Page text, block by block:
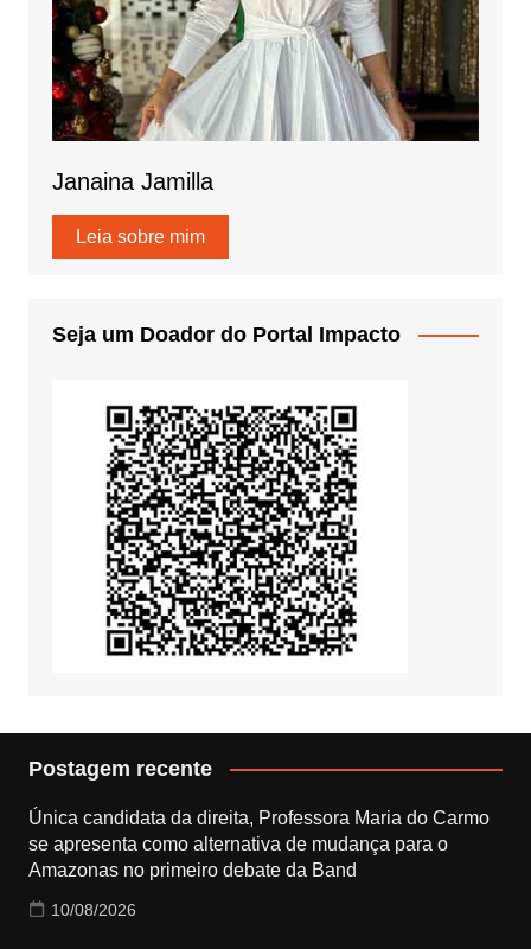
Janaina Jamilla
Leia sobre mim
Seja um Doador do Portal Impacto
Postagem recente
Única candidata da direita, Professora Maria do Carmo
se apresenta como alternativa de mudança para o
Amazonas no primeiro debate da Band
10/08/2026